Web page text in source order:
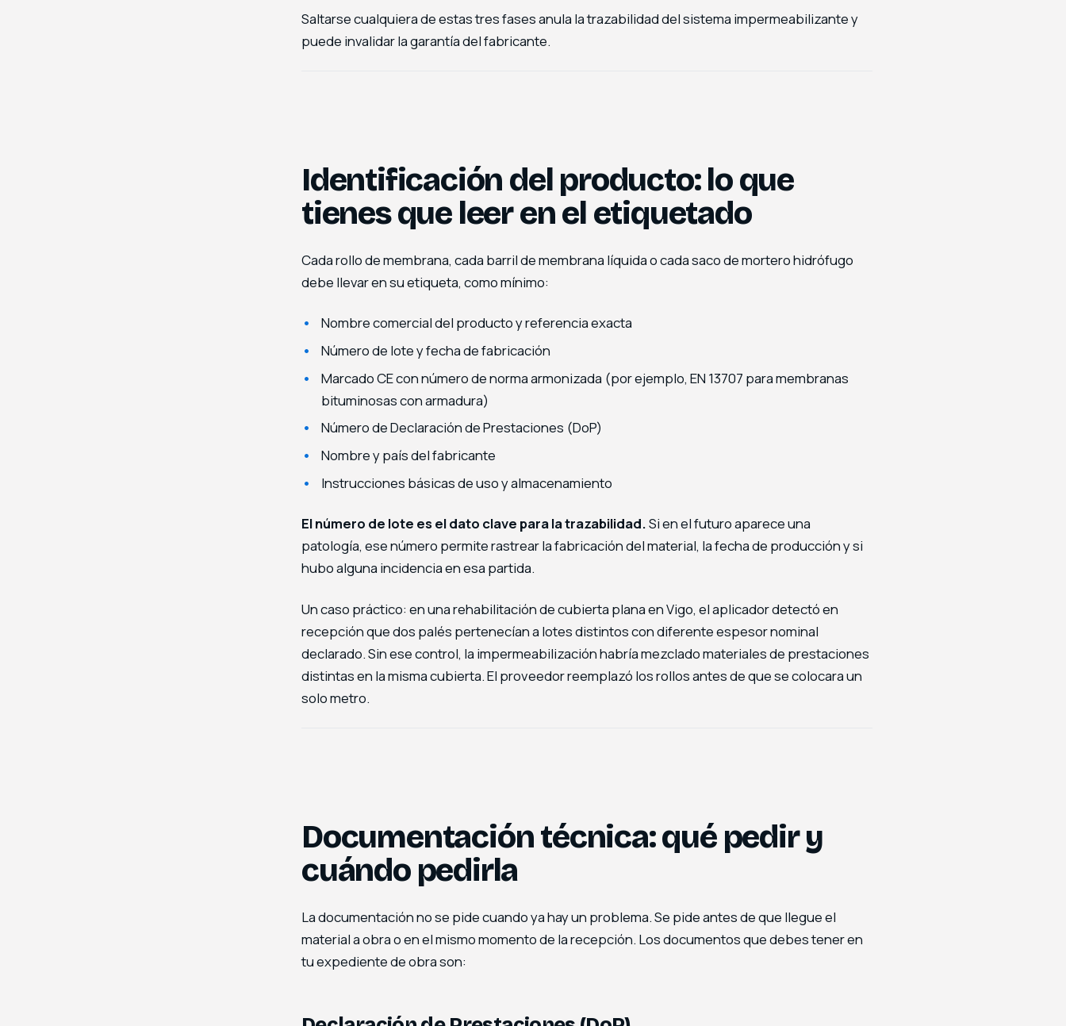
Saltarse cualquiera de estas tres fases anula la trazabilidad del sistema impermeabilizante y
puede invalidar la garantía del fabricante.
Identificación del producto: lo que
tienes que leer en el etiquetado
Cada rollo de membrana, cada barril de membrana líquida o cada saco de mortero hidrófugo
debe llevar en su etiqueta, como mínimo:
Nombre comercial del producto y referencia exacta
Número de lote y fecha de fabricación
Marcado CE con número de norma armonizada (por ejemplo, EN 13707 para membranas
bituminosas con armadura)
Número de Declaración de Prestaciones (DoP)
Nombre y país del fabricante
Instrucciones básicas de uso y almacenamiento
El número de lote es el dato clave para la trazabilidad.Si en el futuro aparece una
patología, ese número permite rastrear la fabricación del material, la fecha de producción y si
hubo alguna incidencia en esa partida.
Un caso práctico: en una rehabilitación de cubierta plana en Vigo, el aplicador detectó en
recepción que dos palés pertenecían a lotes distintos con diferente espesor nominal
declarado. Sin ese control, la impermeabilización habría mezclado materiales de prestaciones
distintas en la misma cubierta. El proveedor reemplazó los rollos antes de que se colocara un
solo metro.
Documentación técnica: qué pedir y
cuándo pedirla
La documentación no se pide cuando ya hay un problema. Se pide antes de que llegue el
material a obra o en el mismo momento de la recepción. Los documentos que debes tener en
tu expediente de obra son: